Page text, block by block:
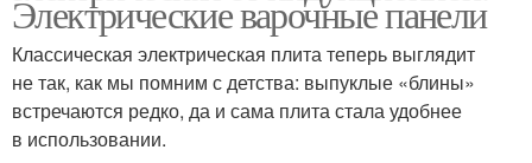
Электрические варочные панели
Классическая электрическая плита теперь выглядит
не так, как мы помним с детства: выпуклые «блины»
встречаются редко, да и сама плита стала удобнее
в использовании.